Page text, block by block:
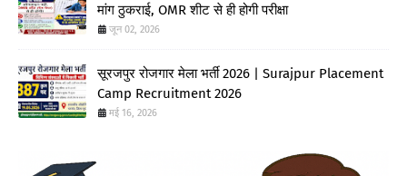
मांग ठुकराई, OMR शीट से ही होगी परीक्षा
जून 02, 2026
सूरजपुर रोजगार मेला भर्ती 2026 | Surajpur Placement
Camp Recruitment 2026
मई 16, 2026